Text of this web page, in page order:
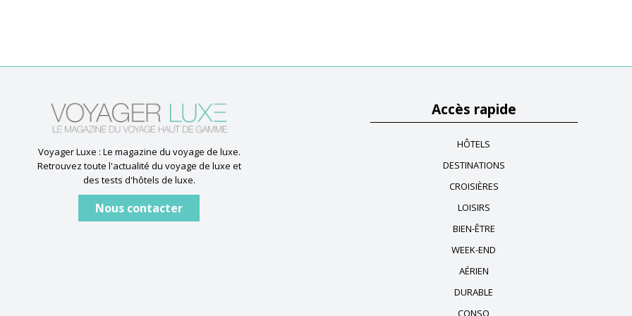
Voyager Luxe : Le magazine du voyage de luxe.
Retrouvez toute l'actualité du voyage de luxe et
des tests d'hôtels de luxe.
Nous contacter
Accès rapide
HÔTELS
DESTINATIONS
CROISIÈRES
LOISIRS
BIEN-ÊTRE
WEEK-END
AÉRIEN
DURABLE
CONSO